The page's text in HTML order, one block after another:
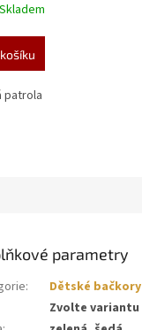
Skladem
patrola
parametry
:
Dětské bačkory
Zvolte variantu